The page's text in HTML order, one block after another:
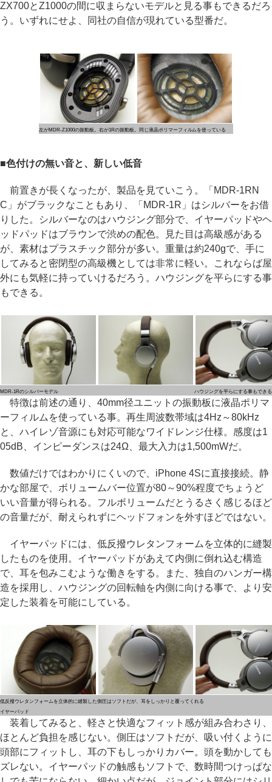
ZX700とZ1000の間に収まらないモデルと見る事もできるだろ
う。いずれにせよ、同社の自信が現れている型番だ。
左がMDR-Z1000の振動板。右が1Rの振動板。同じ液晶ポリマーフィルムを使っている
■色付けの無い音と、新しい低音
前置きが長くなったが、製品を見ていこう。「MDR-1RN
C」がブラックなこともあり、「MDR-1R」はシルバーをお借
りした。シルバーなのはハウジング部分で、イヤーパッドやヘ
ッドパッドはブラウンで渋めの配色。見た目は高級感がある
が、素材はプラスチック部分が多い。重量は約240gで、手に
してみると密閉型の高級機としては非常に軽い。これならば屋
外にも気軽に持っていけるだろう。ハウジングを平らにする事
もできる。
MDR-1Rのシルバーモデル ハウジングを平らにする事もできる
特徴は前述の通り、40mm径ユニットの振動板に液晶ポリマ
ーフィルムを使っている事。再生周波数帯域は4Hz～80kHz
と、ハイレゾ音源にも対応可能なワイドレンジ仕様。感度は1
05dB、インピーダンスは24Ω、最大入力は1,500mWだ。
数値だけではわかりにくいので、iPhone 4Sに直接接続。静
かな部屋で、ボリュームバー位置が80～90%程度でちょうど
いい音量が得られる。フルボリュームだとうるさく感じるほど
の音量だが、耐えられずにヘッドフォンを外すほどではない。
イヤーパッドには、低反撥ウレタンフォームを立体的に縫製
したものを使用。イヤーパッドがあえて内側に倒れ込む構造
で、耳を包みこむような働きをする。また、独自のハンガー構
造を採用し、ハウジングの回転軸を内側に向ける事で、より安
定した装着を可能にしている。
低反撥ウレタンフォームを立体的に縫製した
イヤーパッド
側圧はソフトだが、耳をしっかりと覆ってくれる
装着してみると、軽さと快適なフィット感が組み合わさり、
ほとんど負担を感じない。側圧はソフトだが、吸い付くように
頭部にフィットし、耳の下もしっかりカバー。頭を動かしても
ズレない。イヤーパッドの触感もソフトで、数時間つけっぱな